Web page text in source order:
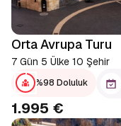
Orta Avrupa Turu
7 Gün 5 Ülke 10 Şehir
%98 Doluluk
1.995 €